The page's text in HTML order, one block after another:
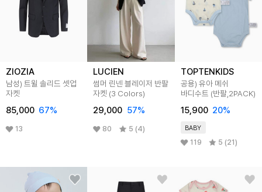
ZIOZIA
남성) 트윌 솔리드 셋업
자켓
85,000 67%
13
LUCIEN
썸머 린넨 블레이저 반팔
자켓 (3 Colors)
29,000 57%
80 5 (4)
TOPTENKIDS
공용) 유아 메쉬
바디수트 (반팔,2PACK)
15,900 20%
BABY
119 5 (21)